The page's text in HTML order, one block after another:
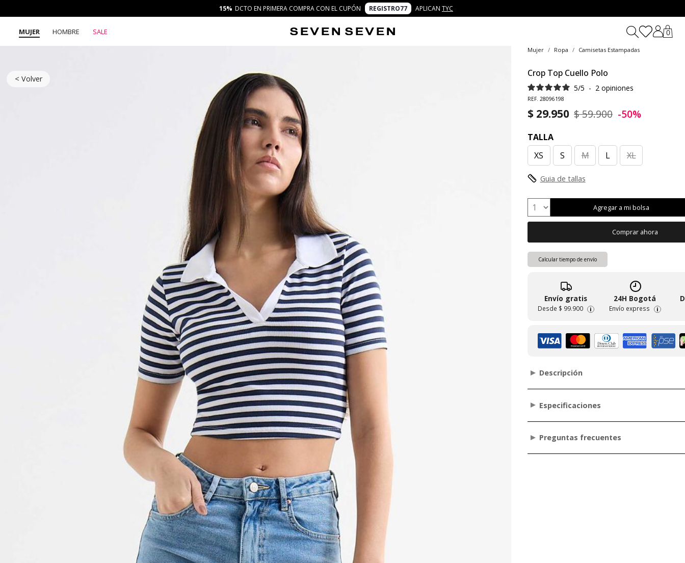
15% DCTO EN PRIMERA COMPRA CON EL CUPÓN REGISTRO77 APLICAN TYC
MUJER HOMBRE SALE 0
< Volver
Mujer Ropa Camisetas Estampadas
Crop Top Cuello Polo
5/5 - 2 opiniones
REF. 28096198
$ 29.950 $ 59.900 -50%
TALLA
XS
S M L XL
Guia de tallas
Agregar a mi bolsa
Comprar ahora
Calcular tiempo de envío
Envío gratis
Desde $ 99.900 i
24H Bogotá
Envío express i
Descripción
Especificaciones
Preguntas frecuentes